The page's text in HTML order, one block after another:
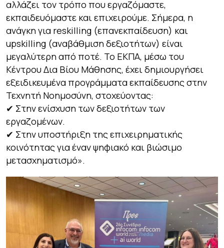
αλλάζει τον τρόπο που εργαζόμαστε,
εκπαιδευόμαστε και επιχειρούμε. Σήμερα, η
ανάγκη για reskilling (επανεκπαίδευση) και
upskilling (αναβάθμιση δεξιοτήτων) είναι
μεγαλύτερη από ποτέ. Το ΕΚΠΑ, μέσω του
Κέντρου Δια Βίου Μάθησης, έχει δημιουργήσει
εξειδικευμένα προγράμματα εκπαίδευσης στην
Τεχνητή Νοημοσύνη, στοχεύοντας:
✔ Στην ενίσχυση των δεξιοτήτων των
εργαζομένων.
✔ Στην υποστήριξη της επιχειρηματικής
κοινότητας για έναν ψηφιακό και βιώσιμο
μετασχηματισμό».